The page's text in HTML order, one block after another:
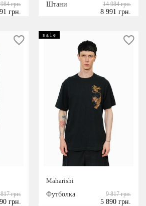
грн.
грн.
Штани
14 984 грн.
8 991 грн.
грн.
грн.
s a l e
Maharishi
Футболка
9 817 грн.
5 890 грн.